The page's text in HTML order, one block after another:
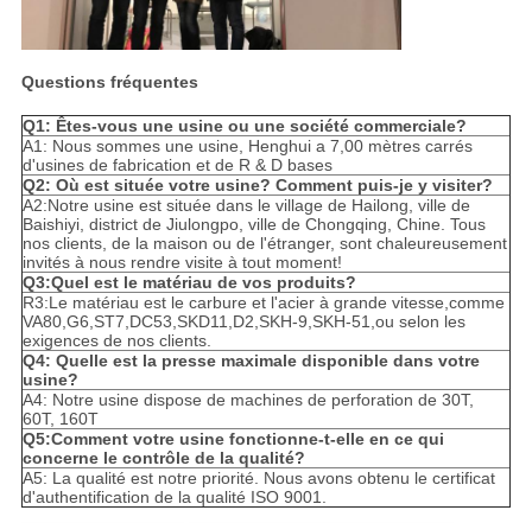
Questions fréquentes
Q1: Êtes-vous une usine ou une société commerciale?
A1: Nous sommes une usine, Henghui a 7,00 mètres carrés
d'usines de fabrication et de R & D bases
Q2: Où est située votre usine? Comment puis-je y visiter?
A2:Notre usine est située dans le village de Hailong, ville de
Baishiyi, district de Jiulongpo, ville de Chongqing, Chine. Tous
nos clients, de la maison ou de l'étranger, sont chaleureusement
invités à nous rendre visite à tout moment!
Q3:Quel est le matériau de vos produits?
R3:Le matériau est le carbure et l'acier à grande vitesse,comme
VA80,G6,ST7,DC53,SKD11,D2,SKH-9,SKH-51,ou selon les
exigences de nos clients.
Q4: Quelle est la presse maximale disponible dans votre
usine?
A4: Notre usine dispose de machines de perforation de 30T,
60T, 160T
Q5:Comment votre usine fonctionne-t-elle en ce qui
concerne le contrôle de la qualité?
A5: La qualité est notre priorité. Nous avons obtenu le certificat
d'authentification de la qualité ISO 9001.